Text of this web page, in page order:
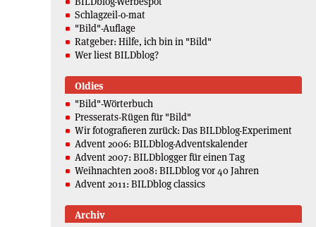
Schlagzeil-o-mat
"Bild"-Auflage
Ratgeber: Hilfe, ich bin in "Bild"
Wer liest BILDblog?
Oldies
"Bild"-Wörterbuch
Presserats-Rügen für "Bild"
Wir fotografieren zurück: Das BILDblog-Experiment
Advent 2006: BILDblog-Adventskalender
Advent 2007: BILDblogger für einen Tag
Weihnachten 2008: BILDblog vor 40 Jahren
Advent 2011: BILDblog classics
Archiv